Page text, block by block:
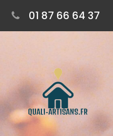
01 87 66 64 37